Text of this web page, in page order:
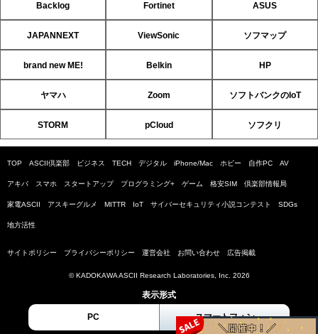
Backlog Fortinet ASUS
JAPANNEXT ViewSonic ソフマップ
brand new ME! Belkin HP
ヤマハ Zoom ソフトバンクのIoT
STORM pCloud ソフクリ
TOP ASCII倶楽部 ビジネス TECH デジタル iPhone/Mac ホビー 自作PC AV
アキバ スマホ スタートアップ プログラミング+ ゲーム 格安SIM 倶楽部情報局
家電ASCII アスキーグルメ MITTR IoT サイバーセキュリティ小説コンテスト SDGs
地方活性
サイトポリシー プライバシーポリシー 運営会社 お問い合わせ 広告掲載
© KADOKAWA ASCII Research Laboratories, Inc. 2026
表示形式
PC スマートフォン